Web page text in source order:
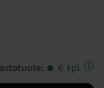
: 6 kpl